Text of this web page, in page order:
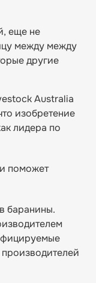
еще не
между между
другие
Australia
изобретение
лидера по
поможет
баранины.